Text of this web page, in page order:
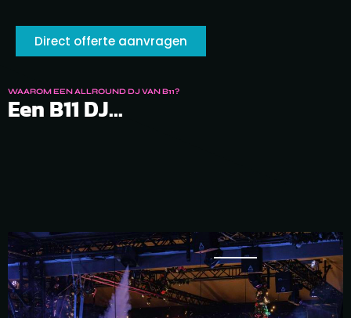
Direct offerte aanvragen
WAAROM EEN ALLROUND DJ VAN B11?
Een B11 DJ...